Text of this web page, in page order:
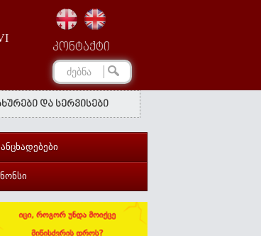
კონტაქტი
და სერვისები